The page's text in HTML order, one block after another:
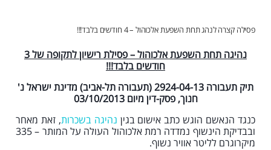
פסילה קצרה לנהג תחת השפעת אלכוהול – 4 חודשים בלבד!!!
נהיגה תחת השפעת אלכוהול – פסילת רישיון לתקופה של 3
חודשים בלבד!!!
תיק תעבורה 2924-04-13 (תעבורה תל-אביב) מדינת ישראל נ'
חנוך, פסק-דין מיום 03/10/2013
כנגד הנאשם הוגש כתב אישום בגין נהיגה בשכרות, זאת מאחר
ובבדיקת הינשוף נמדדה רמת אלכוהול העולה על המותר – 335
מיקרוגרם לליטר אוויר נשוף.